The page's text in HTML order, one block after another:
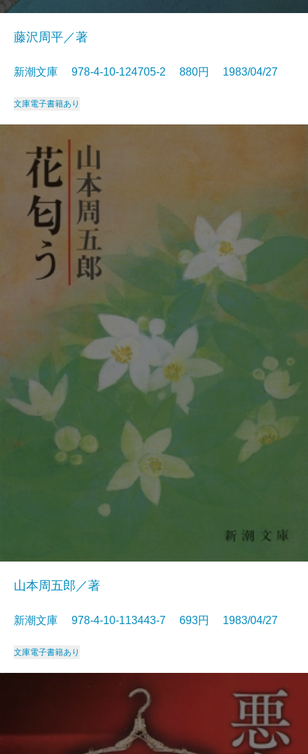
藤沢周平／著
新潮文庫 978-4-10-124705-2 880円 1983/04/27
文庫電子書籍あり
山本周五郎／著
新潮文庫 978-4-10-113443-7 693円 1983/04/27
文庫電子書籍あり